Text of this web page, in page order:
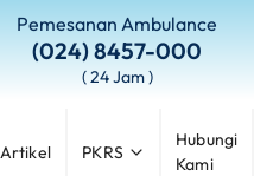
Pemesanan Ambulance
(024) 8457-000
( 24 Jam )
Artikel PKRS
Hubungi
Kami